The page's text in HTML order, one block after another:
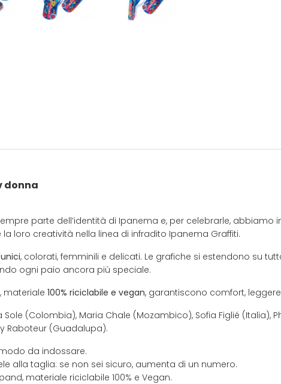
donna
parte dell’identità di Ipanema e, per celebrarle, abbiamo
loro creatività nella linea di infradito Ipanema Graffiti.
, colorati, femminili e delicati. Le grafiche si estendono su
ogni paio ancora più speciale.
, materiale 100% riciclabile e vegan, garantiscono comfort,
Sole (Colombia), Maria Chale (Mozambico), Sofia Figlié (Italia),
Raboteur (Guadalupa).
da indossare.
alla taglia: se non sei sicuro, aumenta di un numero.
materiale riciclabile 100% e Vegan.